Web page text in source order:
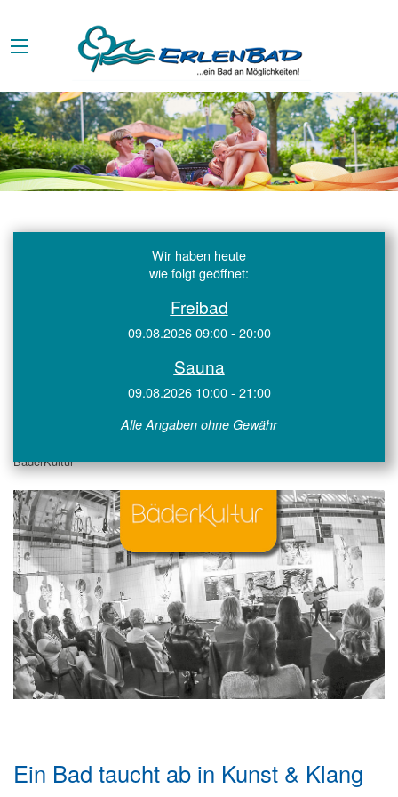
Wir haben heute
wie folgt geöffnet:
Freibad
09.08.2026 09:00 - 20:00
Sauna
09.08.2026 10:00 - 21:00
Alle Angaben ohne Gewähr
BäderKultur
Ein Bad taucht ab in Kunst & Klang